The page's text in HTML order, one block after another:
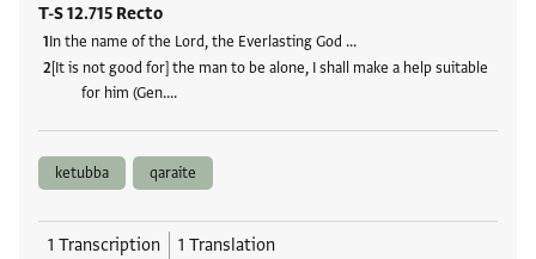
T-S 12.715 Recto
In the name of the Lord, the Everlasting God …
[It is not good for] the man to be alone, I shall make a help suitable
for him (Gen.…
ketubba qaraite
1 Transcription 1 Translation